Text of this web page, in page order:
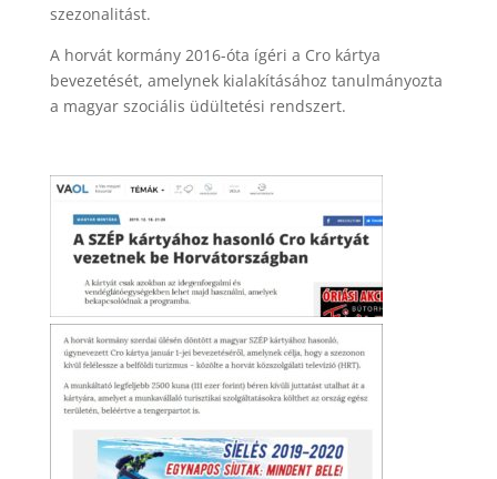
szezonalitást.
A horvát kormány 2016-óta ígéri a Cro kártya
bevezetését, amelynek kialakításához tanulmányozta
a magyar szociális üdültetési rendszert.